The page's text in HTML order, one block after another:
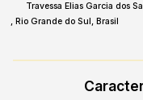
mercados, padarias,
1.260.000,00, com
IPTU de R$ 191,00 (10
Travessa Elias Garcia dos
, Rio Grande do Sul, Brasil